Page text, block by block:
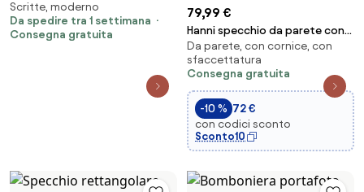
Positive Energy
Scritte, moderno
Da spedire tra 1 settimana
Consegna gratuita
79,99 €
Hanni specchio da parete con
cornice sfaccettata con ganci
x instal...
Da parete, con cornice, con
sfaccettatura
Consegna gratuita
-10 % 72 €
con codici sconto
Sconto10